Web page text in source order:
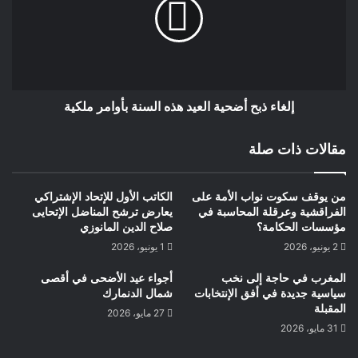
ستسير في نفس الإتجاه لتعزيز الشراكة مع الألمان كباقي الدول
الأخرى كفرنسا وأنجلترا وهولندة وبلجيكا والدنمارك وإسبانيا
حيمري البشير كوبنهاكن الدنمارك
إلغاء ذبح أضحية العيد هذه السنة بأوامر ملكية
مقالات ذات صلة
من يوقف سكوت نواب الأمة على
الفراقشية وعرقلة المحاسبة في
مؤسسات الحكامة؟
2 يونيو، 2026
الكاتب الأول للإتحاد الإشتراكي
يعارض ترشح المناضل الإتحايى
صلاح الدين المانوزي
1 يونيو، 2026
المغرب في حاجة إلى نخب
سياسية جديدة في أفق الإنتخابات
المقبلة
31 مايو، 2026
أجواء عيد الأضحى في أقصى
شمال الدنمارك
27 مايو، 2026